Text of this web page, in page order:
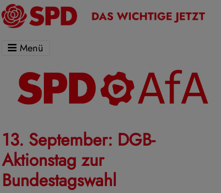
Menü
13. September: DGB-
Aktionstag zur
Bundestagswahl